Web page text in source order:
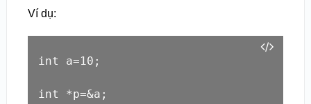
Ví dụ:
int a=10;
int *p=&a;